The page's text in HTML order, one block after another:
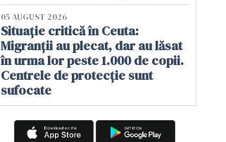
05 AUGUST 2026
Situație critică în Ceuta:
Migranții au plecat, dar au lăsat
în urma lor peste 1.000 de copii.
Centrele de protecție sunt
sufocate